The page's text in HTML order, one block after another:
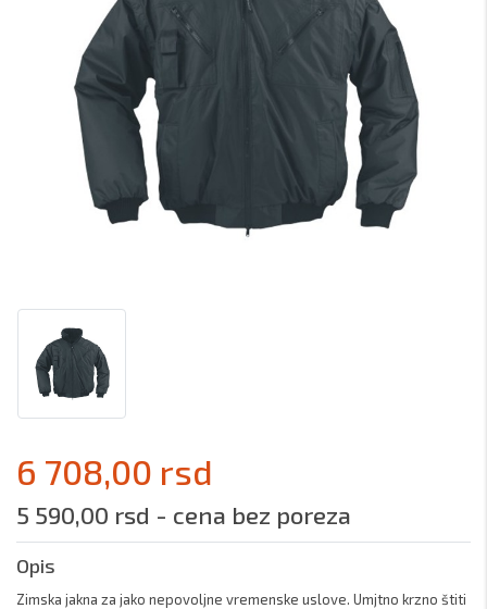
6 708,00 rsd
5 590,00 rsd - cena bez poreza
Opis
Zimska jakna za jako nepovoljne vremenske uslove. Umjtno krzno štiti